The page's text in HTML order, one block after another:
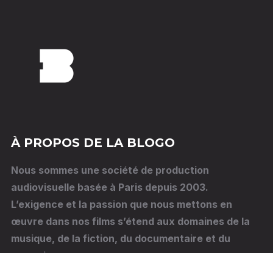
À PROPOS DE LA BLOGO
Nous sommes une société de production
audiovisuelle basée à Paris depuis 2003.
L’exigence et la passion que nous mettons en
œuvre dans nos films s’étend aux domaines de la
musique, de la fiction, du documentaire et du